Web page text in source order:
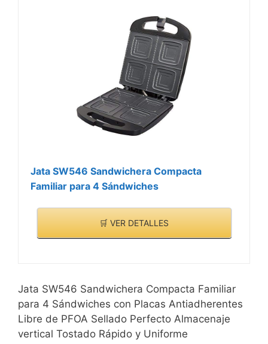
Jata SW546 Sandwichera Compacta
Familiar para 4 Sándwiches
🛒 VER DETALLES
Jata SW546 Sandwichera Compacta Familiar
para 4 Sándwiches con Placas Antiadherentes
Libre de PFOA Sellado Perfecto Almacenaje
vertical Tostado Rápido y Uniforme